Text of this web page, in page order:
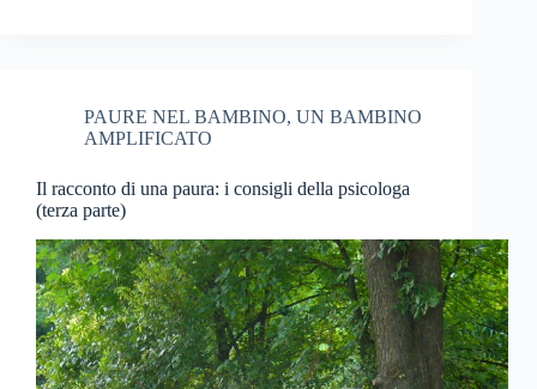
PAURE NEL BAMBINO, UN BAMBINO
AMPLIFICATO
Il racconto di una paura: i consigli della psicologa
(terza parte)